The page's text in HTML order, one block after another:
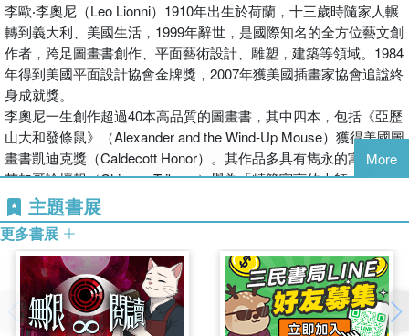
漫長的冬日，你所需要的不僅僅是過冬的糧食，還要有精神的滋
養。
李奧，李奧尼前作《田鼠阿佛》中，特立獨行的小田鼠阿佛，在其
他田鼠忙著集結過冬的糧食之際，獨自一人細細品味陽光、將風景
裡多變的顏色映入腦海，蒐集得以捕捉當下感動的文字，為冬日穴
居的日子，儲存心靈的糧食。
「田鼠四季」便是《田鼠阿佛》故事裡，帶來希望的經典小詩。
居中解脫，再次感覺到世界的美好。
現，無論是冬天的雪景、春天的綠意、夏天的燦爛及秋天的豐收，
各季節獨特的風景，都在李奧尼獨樹一格的藝術詮釋下，展現令人
耳目一新的感受！
李歐‧李奧尼（Leo Lionni）1910年出生於荷蘭，十三歲時隨家人輾
轉到義大利、美國生活，1999年辭世，是國際知名的全方位藝文創
作者，跨足圖畫書創作、平面藝術設計、雕塑，建築等領域。1984
年得到美國平面設計協會金牌獎，2007年獲美國插畫家協會追諡終
身成就獎。
李奧尼一生創作超過40本高品質的圖畫書，其中四本，包括《亞歷
山大和發條鼠》（Alexander and the Wind-Up Mouse）獲得美國圖
畫書凱迪克獎（Caldecott Honor）。其作品多具有雋永的寓意，被
芝加哥論壇報（Chicago Tribune）譽為「精簡寓言的大師」。
譯者簡介
孫晴峰
生於臺南麻豆，祖籍江蘇鎮江。臺灣大學森林系畢業，在美國分獲
雪城大學(Syracuse University) 教育碩士、波士頓西蒙斯學院
(Simmons College) 兒童文學碩士、麻州大學（University of
Massachusetts at Amherst）傳播系博士，現任紐約大學(New
More
主題書展
更多書展